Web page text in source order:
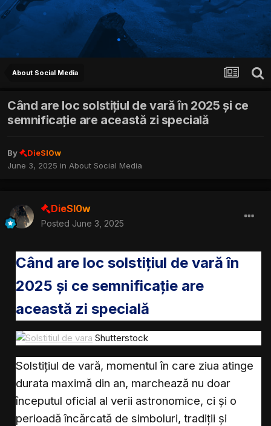
About Social Media
Când are loc solstițiul de vară în 2025 și ce
semnificație are această zi specială
By
DieSl0w
June 3, 2025 in About Social Media
DieSl0w
Posted June 3, 2025
Când are loc solstițiul de vară în
2025 și ce semnificație are
această zi specială
Shutterstock
Solstițiul de vară, momentul în care ziua atinge
durata maximă din an, marchează nu doar
începutul oficial al verii astronomice, ci și o
perioadă încărcată de simboluri, tradiții și